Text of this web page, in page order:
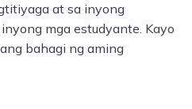
at sa inyong
mga estudyante. Kayo
bahagi ng aming